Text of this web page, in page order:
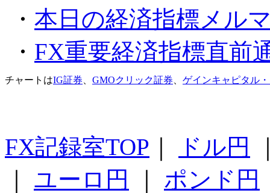
・ 本日の経済指標メル
・ FX重要経済指標直前
チャートはIG証券 GMOクリック証券 ゲインキャピタル
FX記録室TOP ドル円
ユーロ円 ポンド円